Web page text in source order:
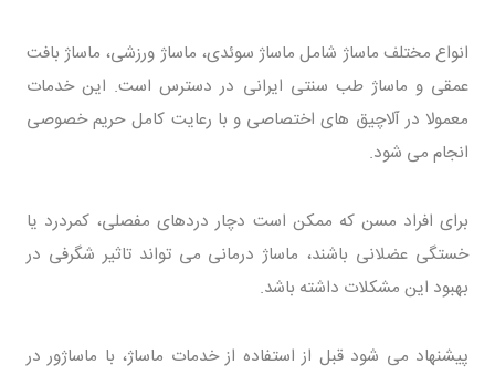
انواع مختلف ماساژ شامل ماساژ سوئدی، ماساژ ورزشی، ماساژ بافت
عمقی و ماساژ طب سنتی ایرانی در دسترس است. این خدمات
معمولا در آلاچیق های اختصاصی و با رعایت کامل حریم خصوصی
انجام می شود.
برای افراد مسن که ممکن است دچار دردهای مفصلی، کمردرد یا
خستگی عضلانی باشند، ماساژ درمانی می تواند تاثیر شگرفی در
بهبود این مشکلات داشته باشد.
پیشنهاد می شود قبل از استفاده از خدمات ماساژ، با ماساژور در